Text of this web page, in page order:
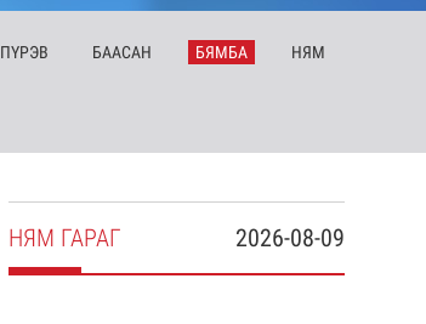
ПҮРЭВ БААСАН БЯМБА НЯМ
2026-08-09
НЯМ ГАРАГ